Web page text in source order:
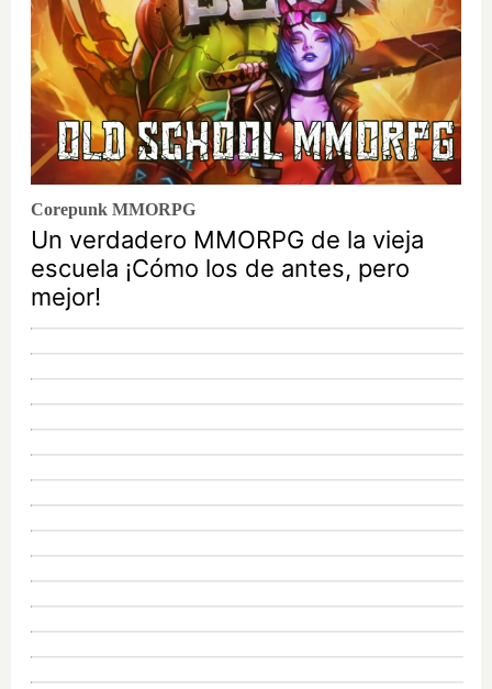
Corepunk MMORPG
Un verdadero MMORPG de la vieja
escuela ¡Cómo los de antes, pero
mejor!